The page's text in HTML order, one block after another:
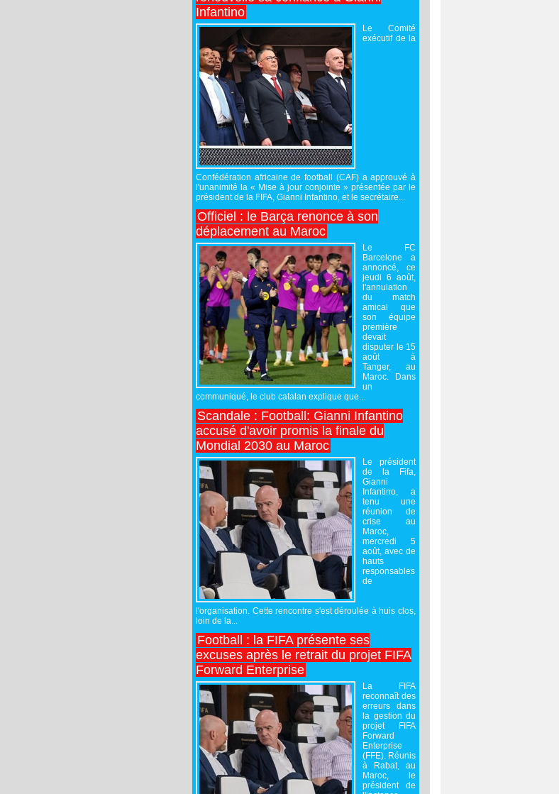
Infantino
Le Comité
exécutif de la
Confédération africaine de football (CAF) a approuvé à
l'unanimité la « Mise à jour conjointe » présentée par le
président de la FIFA, Gianni Infantino, et le secrétaire...
Officiel : le Barça renonce à son
déplacement au Maroc
Le FC
Barcelone a
annoncé, ce
jeudi 6 août,
l'annulation
du match
amical que
son équipe
première
devait
disputer le 15
août à
Tanger, au
Maroc. Dans
un
communiqué, le club catalan explique que...
Scandale : Football: Gianni Infantino
accusé d'avoir promis la finale du
Mondial 2030 au Maroc
Le président
de la Fifa,
Gianni
Infantino, a
tenu une
réunion de
crise au
Maroc,
mercredi 5
août, avec de
hauts
responsables
de
l'organisation. Cette rencontre s'est déroulée à huis clos,
loin de la...
Football : la FIFA présente ses
excuses après le retrait du projet FIFA
Forward Enterprise
La FIFA
reconnaît des
erreurs dans
la gestion du
projet FIFA
Forward
Enterprise
(FFE). Réunis
à Rabat, au
Maroc, le
président de